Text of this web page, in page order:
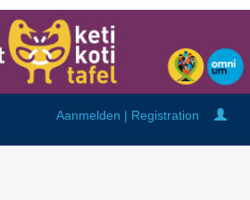
Aanmelden | Registration